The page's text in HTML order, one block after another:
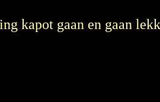
kapot gaan en gaan